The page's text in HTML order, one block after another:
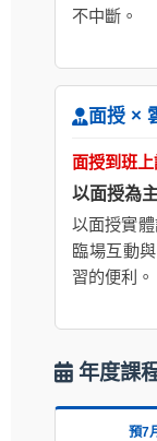
不中斷。
面授 ×
面授到班
以面授為
以面授實
臨場互動
習的便利。
年度課
預7